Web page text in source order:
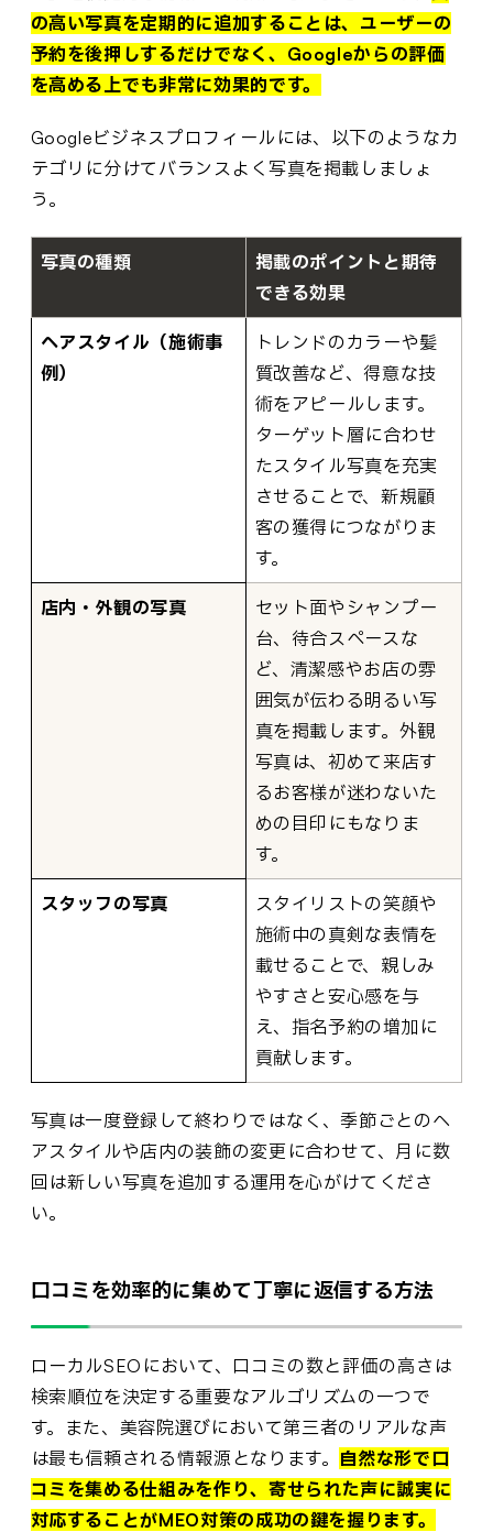
の高い写真を定期的に追加することは、ユーザーの
予約を後押しするだけでなく、Googleからの評価
を高める上でも非常に効果的です。
Googleビジネスプロフィールには、以下のようなカ
テゴリに分けてバランスよく写真を掲載しましょ
う。
写真の種類
掲載のポイントと期待
できる効果
ヘアスタイル（施術事
例）
トレンドのカラーや髪
質改善など、得意な技
術をアピールします。
ターゲット層に合わせ
たスタイル写真を充実
させることで、新規顧
客の獲得につながりま
す。
店内・外観の写真
セット面やシャンプー
台、待合スペースな
ど、清潔感やお店の雰
囲気が伝わる明るい写
真を掲載します。外観
写真は、初めて来店す
るお客様が迷わないた
めの目印にもなりま
す。
スタッフの写真
スタイリストの笑顔や
施術中の真剣な表情を
載せることで、親しみ
やすさと安心感を与
え、指名予約の増加に
貢献します。
写真は一度登録して終わりではなく、季節ごとのヘ
アスタイルや店内の装飾の変更に合わせて、月に数
回は新しい写真を追加する運用を心がけてくださ
い。
口コミを効率的に集めて丁寧に返信する方法
ローカルSEOにおいて、口コミの数と評価の高さは
検索順位を決定する重要なアルゴリズムの一つで
す。また、美容院選びにおいて第三者のリアルな声
は最も信頼される情報源となります。 自然な形で口
コミを集める仕組みを作り、寄せられた声に誠実に
対応することがMEO対策の成功の鍵を握ります。